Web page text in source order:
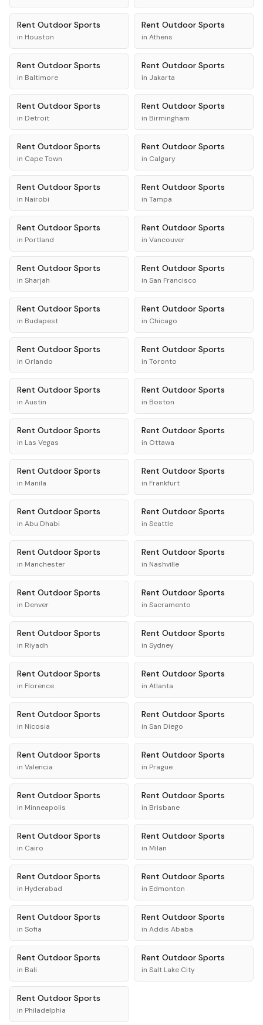
Rent Outdoor Sports
in Houston
Rent Outdoor Sports
in Athens
Rent Outdoor Sports
in Baltimore
Rent Outdoor Sports
in Jakarta
Rent Outdoor Sports
in Detroit
Rent Outdoor Sports
in Birmingham
Rent Outdoor Sports
in Cape Town
Rent Outdoor Sports
in Calgary
Rent Outdoor Sports
in Nairobi
Rent Outdoor Sports
in Tampa
Rent Outdoor Sports
in Portland
Rent Outdoor Sports
in Vancouver
Rent Outdoor Sports
in Sharjah
Rent Outdoor Sports
in San Francisco
Rent Outdoor Sports
in Budapest
Rent Outdoor Sports
in Chicago
Rent Outdoor Sports
in Orlando
Rent Outdoor Sports
in Toronto
Rent Outdoor Sports
in Austin
Rent Outdoor Sports
in Boston
Rent Outdoor Sports
in Las Vegas
Rent Outdoor Sports
in Ottawa
Rent Outdoor Sports
in Manila
Rent Outdoor Sports
in Frankfurt
Rent Outdoor Sports
in Abu Dhabi
Rent Outdoor Sports
in Seattle
Rent Outdoor Sports
in Manchester
Rent Outdoor Sports
in Nashville
Rent Outdoor Sports
in Denver
Rent Outdoor Sports
in Sacramento
Rent Outdoor Sports
in Riyadh
Rent Outdoor Sports
in Sydney
Rent Outdoor Sports
in Florence
Rent Outdoor Sports
in Atlanta
Rent Outdoor Sports
in Nicosia
Rent Outdoor Sports
in San Diego
Rent Outdoor Sports
in Valencia
Rent Outdoor Sports
in Prague
Rent Outdoor Sports
in Minneapolis
Rent Outdoor Sports
in Brisbane
Rent Outdoor Sports
in Cairo
Rent Outdoor Sports
in Milan
Rent Outdoor Sports
in Hyderabad
Rent Outdoor Sports
in Edmonton
Rent Outdoor Sports
in Sofia
Rent Outdoor Sports
in Addis Ababa
Rent Outdoor Sports
in Bali
Rent Outdoor Sports
in Salt Lake City
Rent Outdoor Sports
in Philadelphia